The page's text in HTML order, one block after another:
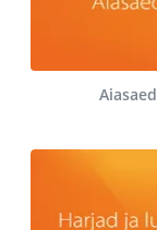
Aiasaed